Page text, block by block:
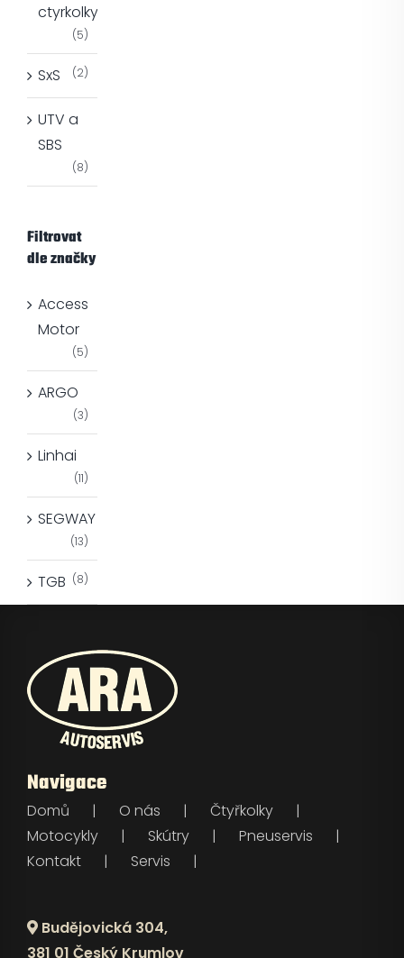
ctyrkolky
(5)
SxS (2)
UTV a
SBS
(8)
Filtrovat
dle značky
Access
Motor
(5)
ARGO
(3)
Linhai
(11)
SEGWAY
(13)
TGB (8)
Navigace
Domů O nás
Čtyřkolky
Motocykly
Skútry
Pneuservis
Kontakt
Servis
Budějovická 304,
381 01 Český Krumlov